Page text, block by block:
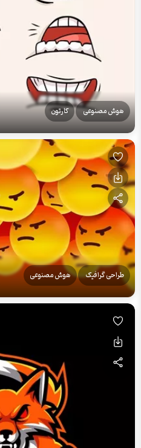
هوش مصنوعی کارتون
طراحی گرافیک هوش مصنوعی